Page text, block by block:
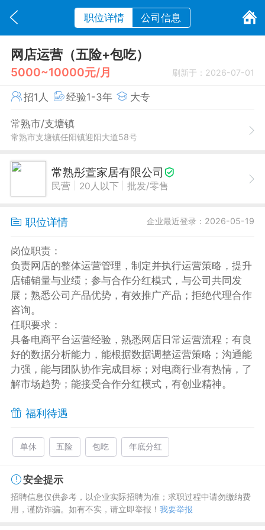
职位详情 公司信息
网店运营（五险+包吃）
5000~10000元/月 刷新于：2026-07-01
招1人 经验1-3年 大专
常熟市/支塘镇
常熟市支塘镇任阳镇迎阳大道58号
常熟彤萱家居有限公司
民营 20人以下 批发/零售
职位详情 企业最近登录：2026-05-19
岗位职责：
负责网店的整体运营管理，制定并执行运营策略，提升
店铺销量与业绩；参与合作分红模式，与公司共同发
展；熟悉公司产品优势，有效推广产品；拒绝代理合作
咨询。
任职要求：
具备电商平台运营经验，熟悉网店日常运营流程；有良
好的数据分析能力，能根据数据调整运营策略；沟通能
力强，能与团队协作完成目标；对电商行业有热情，了
解市场趋势；能接受合作分红模式，有创业精神。
福利待遇
单休 五险 包吃 年底分红
安全提示
招聘信息仅供参考，以企业实际招聘为准；求职过程中请勿缴纳费
用，谨防诈骗。如有不实，请立即举报！ 我要举报